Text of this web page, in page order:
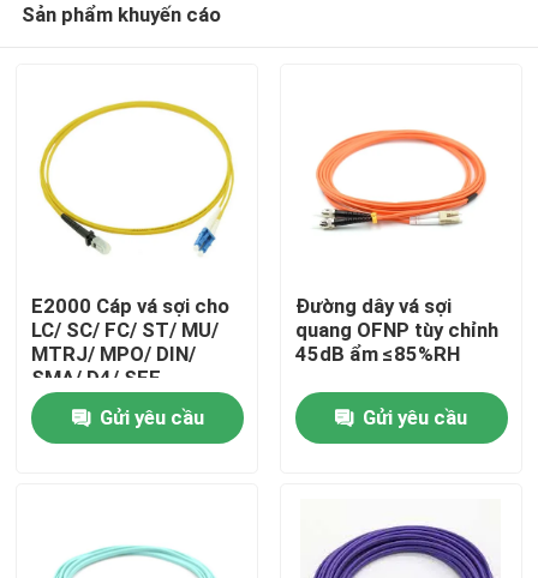
Sản phẩm
Sản phẩm khuyến cáo
E2000 Cáp vá sợi cho
LC/ SC/ FC/ ST/ MU/
MTRJ/ MPO/ DIN/
SMA/ D4/ SFF
Gửi yêu cầu
Đường dây vá sợi
quang OFNP tùy chỉnh
45dB ẩm ≤85%RH
Gửi yêu cầu